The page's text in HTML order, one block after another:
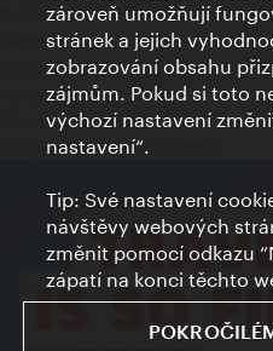
Prohlášení o ochraně osobních
Terms of Use
Přístupnost
Kontakt pro tisk
Nastavení cookies
© Copyright Wien Tourismus
zároveň umožňují
stránek a jejich
zobrazování obsahu
zájmům. Pokud si toto
výchozí nastavení
nastavení“.
Tip: Své nastavení
návštěvy webových
změnit pomocí odkazu
zápatí na konci těchto